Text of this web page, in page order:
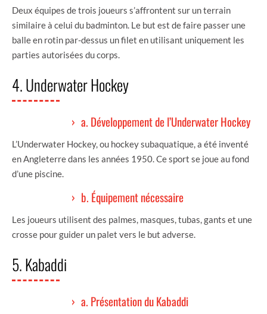
Deux équipes de trois joueurs s’affrontent sur un terrain
similaire à celui du badminton. Le but est de faire passer une
balle en rotin par-dessus un filet en utilisant uniquement les
parties autorisées du corps.
4. Underwater Hockey
a. Développement de l’Underwater Hockey
L’Underwater Hockey, ou hockey subaquatique, a été inventé
en Angleterre dans les années 1950. Ce sport se joue au fond
d’une piscine.
b. Équipement nécessaire
Les joueurs utilisent des palmes, masques, tubas, gants et une
crosse pour guider un palet vers le but adverse.
5. Kabaddi
a. Présentation du Kabaddi